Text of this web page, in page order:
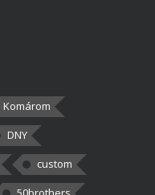
Komárom
DNY
custom